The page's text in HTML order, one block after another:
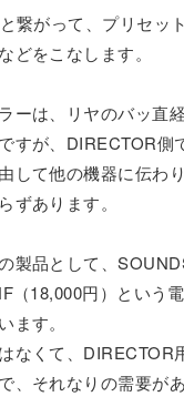
繋がって、プリセッ
どをこなします。
ーは、リヤのバッ直
すが、DIRECTOR側
して他の機器に伝わ
ずあります。
製品として、
（18,000円）という
ます。
なくて、DIRECTOR
、それなりの需要が